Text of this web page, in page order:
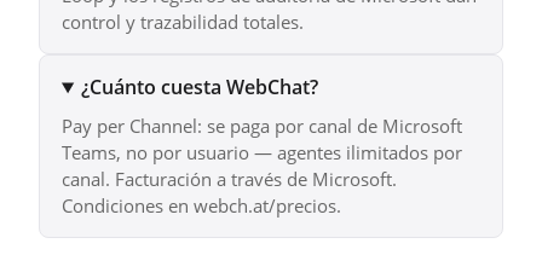
control y trazabilidad totales.
¿Cuánto cuesta WebChat?
Pay per Channel: se paga por canal de Microsoft
Teams, no por usuario — agentes ilimitados por
canal. Facturación a través de Microsoft.
Condiciones en webch.at/precios.